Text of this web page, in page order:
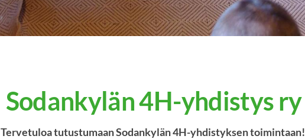
Sodankylän 4H-yhdistys ry
Tervetuloa tutustumaan Sodankylän 4H-yhdistyksen toimintaan!